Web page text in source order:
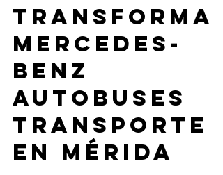
Redacción
18 jun 2024
Transforma
Mercedes-
Benz
Autobuses